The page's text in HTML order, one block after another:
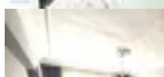
BALKONLU
Özdemir
Yaşam Alanı
Mamak, Yeşilbayır